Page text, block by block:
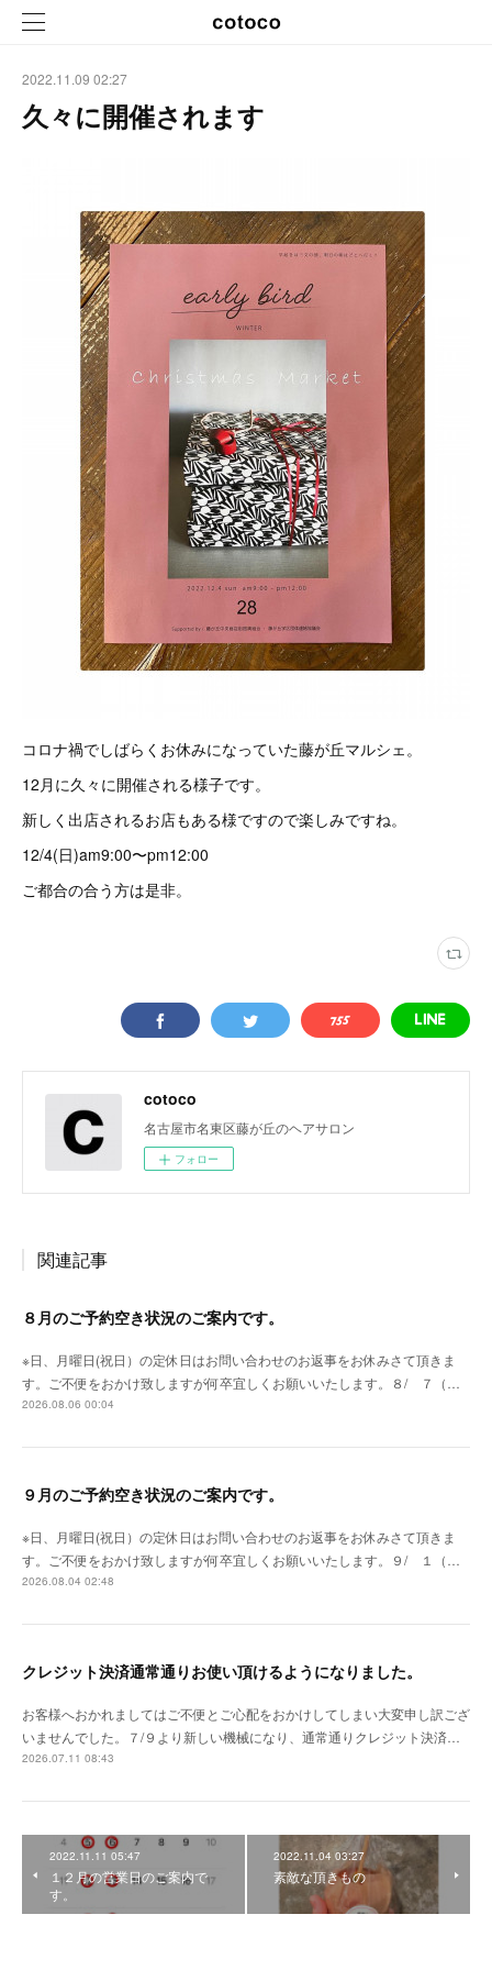
2022.11.09 02:27
久々に開催されます
コロナ禍でしばらくお休みになっていた藤が丘マルシェ。
12月に久々に開催される様子です。
新しく出店されるお店もある様ですので楽しみですね。
12/4(日)am9:00〜pm12:00
ご都合の合う方は是非。
cotoco
名古屋市名東区藤が丘のヘアサロン
フォロー
関連記事
８月のご予約空き状況のご案内です。
※日、月曜日(祝日）の定休日はお問い合わせのお返事をお休みさて頂きま
す。ご不便をおかけ致しますが何卒宜しくお願いいたします。８/ ７（…
2026.08.06 00:04
９月のご予約空き状況のご案内です。
※日、月曜日(祝日）の定休日はお問い合わせのお返事をお休みさて頂きま
す。ご不便をおかけ致しますが何卒宜しくお願いいたします。９/ １（…
2026.08.04 02:48
クレジット決済通常通りお使い頂けるようになりました。
お客様へおかれましてはご不便とご心配をおかけしてしまい大変申し訳ござ
いませんでした。７/９より新しい機械になり、通常通りクレジット決済…
2026.07.11 08:43
2022.11.11 05:47
１２月の営業日のご案内で
す。
2022.11.04 03:27
素敵な頂きもの